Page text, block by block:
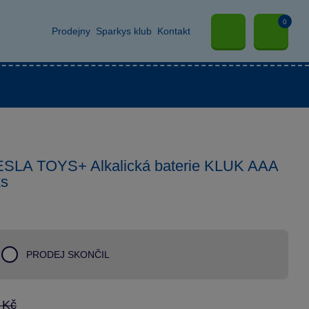
Prodejny Sparkys klub Kontakt
0
TOYS+ Alkalická baterie KLUK AAA
PRODEJ SKONČIL